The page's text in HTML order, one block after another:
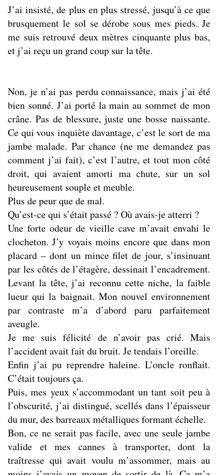
J’ai insisté, de plus en plus stressé, jusqu’à ce que
brusquement le sol se dérobe sous mes pieds. Je
me suis retrouvé deux mètres cinquante plus bas,
et j’ai reçu un grand coup sur la tête.
Non, je n’ai pas perdu connaissance, mais j’ai été
bien sonné. J’ai porté la main au sommet de mon
crâne. Pas de blessure, juste une bosse naissante.
Ce qui vous inquiète davantage, c’est le sort de ma
jambe malade. Par chance (ne me demandez pas
comment j’ai fait), c’est l’autre, et tout mon côté
droit, qui avaient amorti ma chute, sur un sol
heureusement souple et meuble.
Plus de peur que de mal.
Qu’est-ce qui s’était passé ? Où avais-je atterri ?
Une forte odeur de vieille cave m’avait envahi le
clocheton. J’y voyais moins encore que dans mon
placard – dont un mince filet de jour, s’insinuant
par les côtés de l’étagère, dessinait l’encadrement.
Levant la tête, j’ai reconnu cette niche, la faible
lueur qui la baignait. Mon nouvel environnement
par contraste m’a d’abord paru parfaitement
aveugle.
Je me suis félicité de n’avoir pas crié. Mais
l’accident avait fait du bruit. Je tendais l’oreille.
Enfin j’ai pu reprendre haleine. L’oncle ronflait.
C’était toujours ça.
Puis, mes yeux s’accommodant un tant soit peu à
l’obscurité, j’ai distingué, scellés dans l’épaisseur
du mur, des barreaux métalliques formant échelle.
Bon, ce ne serait pas facile, avec une seule jambe
valide et mes cannes à transporter, dont la
traîtresse qui avait voulu m’assommer, mais au